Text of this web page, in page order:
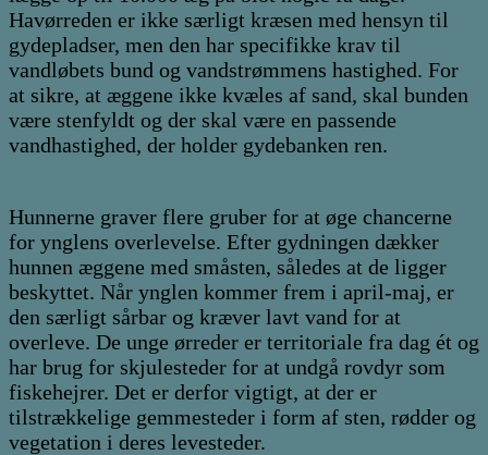
Havørreden er ikke særligt kræsen med hensyn til
gydepladser, men den har specifikke krav til
vandløbets bund og vandstrømmens hastighed. For
at sikre, at æggene ikke kvæles af sand, skal bunden
være stenfyldt og der skal være en passende
vandhastighed, der holder gydebanken ren.
Hunnerne graver flere gruber for at øge chancerne
for ynglens overlevelse. Efter gydningen dækker
hunnen æggene med småsten, således at de ligger
beskyttet. Når ynglen kommer frem i april-maj, er
den særligt sårbar og kræver lavt vand for at
overleve. De unge ørreder er territoriale fra dag ét og
har brug for skjulesteder for at undgå rovdyr som
fiskehejrer. Det er derfor vigtigt, at der er
tilstrækkelige gemmesteder i form af sten, rødder og
vegetation i deres levesteder.